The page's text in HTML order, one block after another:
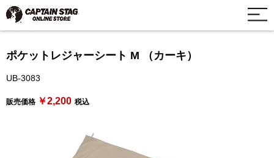
ポケットレジャーシート M （カーキ）
UB-3083
販売価格 ￥2,200 税込